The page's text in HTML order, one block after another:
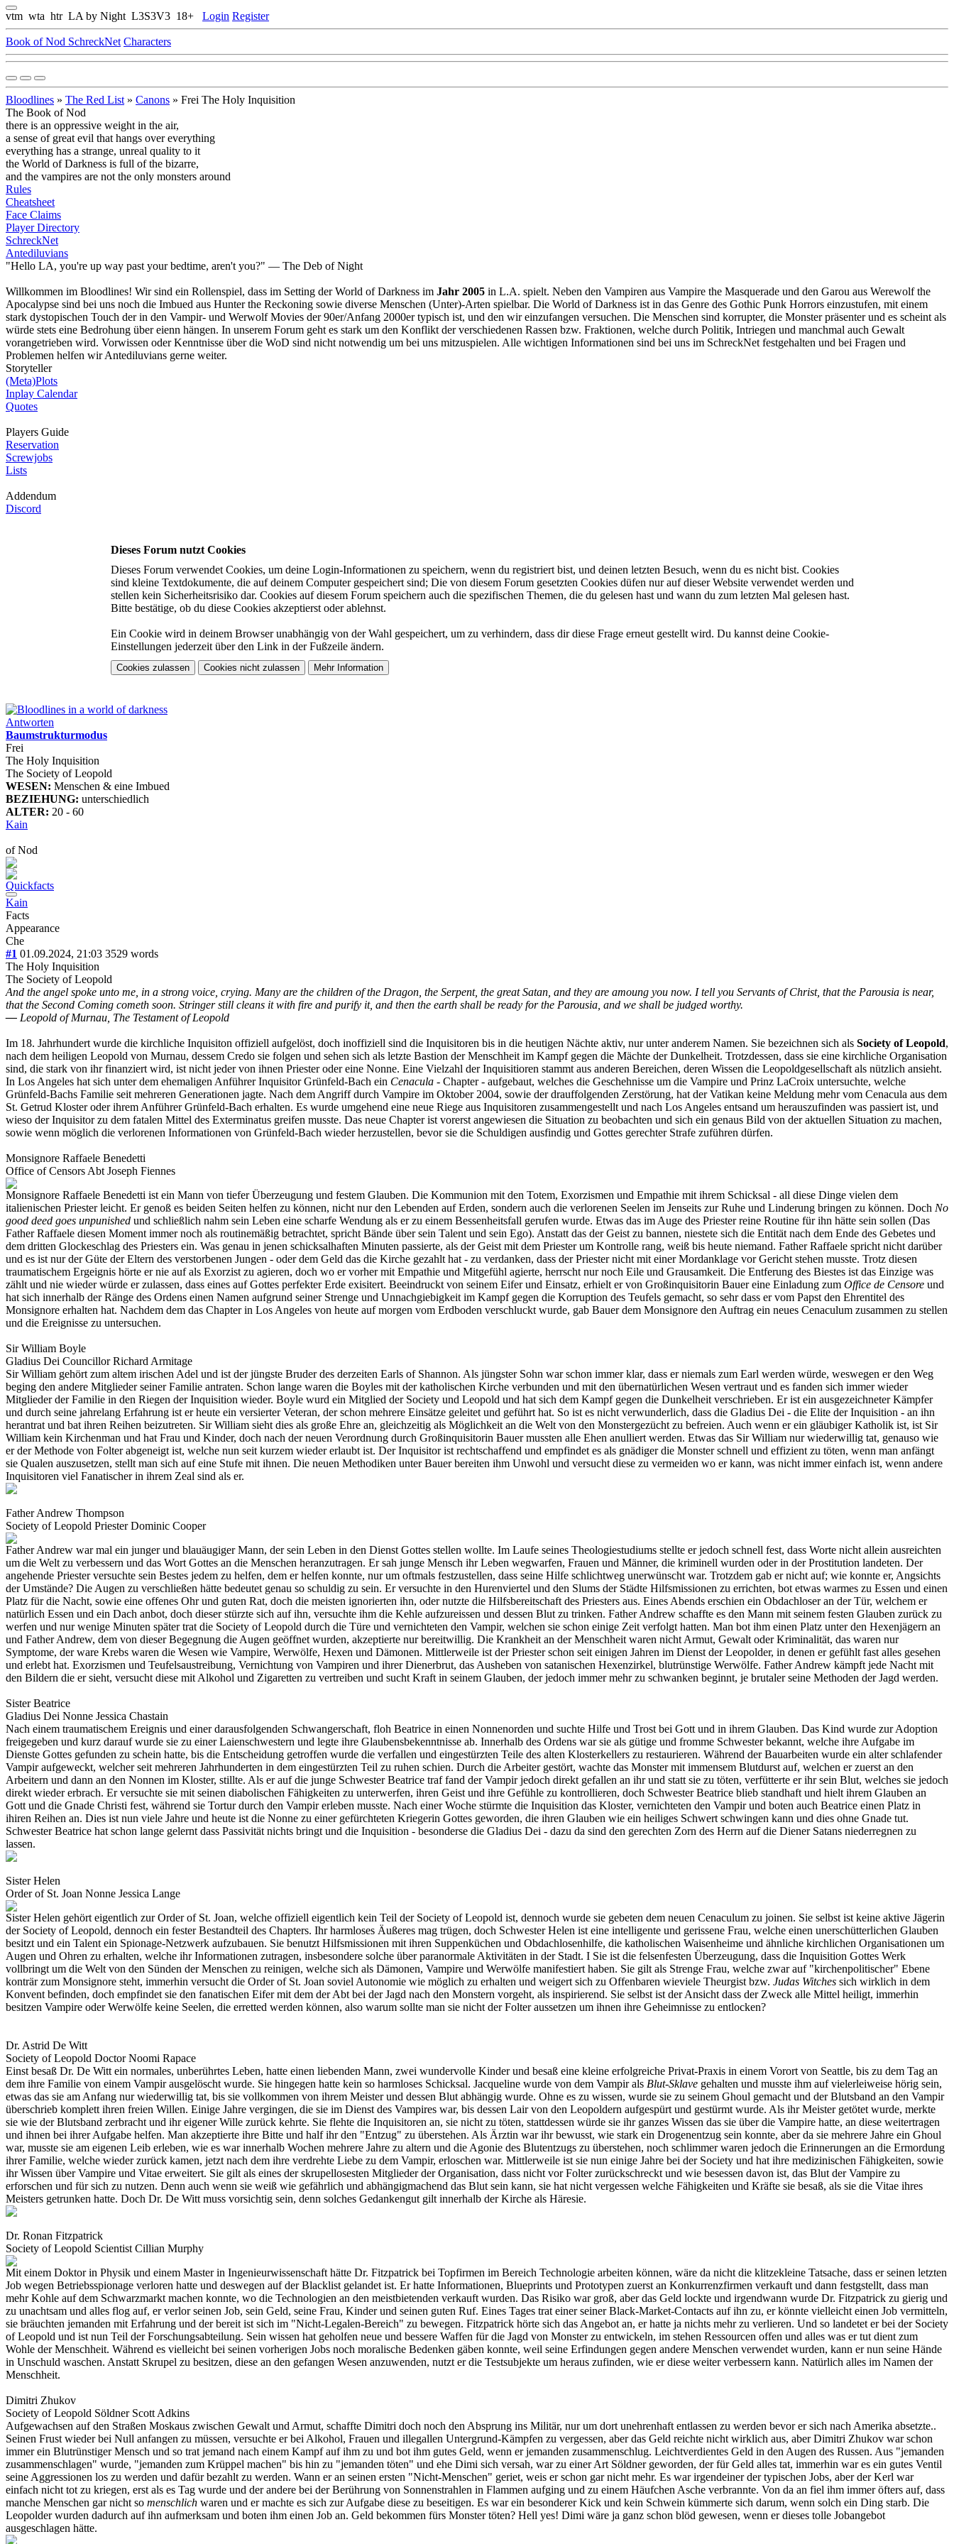
vtm wta htr LA by Night L3S3V3 18+ Login Register
Book of Nod SchreckNet Characters
Bloodlines » The Red List » Canons » Frei The Holy Inquisition
The Book of Nod
there is an oppressive weight in the air,
a sense of great evil that hangs over everything
everything has a strange, unreal quality to it
the World of Darkness is full of the bizarre,
and the vampires are not the only monsters around
Rules
Cheatsheet
Face Claims
Player Directory
SchreckNet
Antediluvians
"Hello LA, you're up way past your bedtime, aren't you?" — The Deb of Night
Willkommen im Bloodlines! Wir sind ein Rollenspiel, dass im Setting derWorld of Darkness im Jahr 2005 in L.A. spielt. Neben den Vampiren aus Vampire the Masquerade und den Garou aus Werewolf the
Apocalypse sind bei uns noch die Imbued aus Hunter the Reckoning sowie diverse Menschen (Unter)-Arten spielbar. Die World of Darkness ist in das Genre des Gothic Punk Horrors einzustufen, mit einem
stark dystopischen Touch der in den Vampir- und Werwolf Movies der 90er/Anfang 2000er typisch ist, und den wir einzufangen versuchen. Die Menschen sind korrupter, die Monster präsenter und es scheint als
würde stets eine Bedrohung über eienn hängen. In unserem Forum geht es stark um den Konflikt der verschiedenen Rassen bzw. Fraktionen, welche durch Politik, Intriegen und manchmal auch Gewalt
vorangetrieben wird. Vorwissen oder Kenntnisse über die WoD sind nicht notwendig um bei uns mitzuspielen. Alle wichtigen Informationen sind bei uns im SchreckNet festgehalten und bei Fragen und
Problemen helfen wirAntediluvians gerne weiter.
Storyteller
(Meta)Plots
Inplay Calendar
Quotes
Players Guide
Reservation
Screwjobs
Lists
Addendum
Discord
Dieses Forum nutzt Cookies
Dieses Forum verwendet Cookies, um deine Login-Informationen zu speichern, wenn du registriert bist, und deinen letzten Besuch, wenn du es nicht bist. Cookies
sind kleine Textdokumente, die auf deinem Computer gespeichert sind; Die von diesem Forum gesetzten Cookies düfen nur auf dieser Website verwendet werden und
stellen kein Sicherheitsrisiko dar. Cookies auf diesem Forum speichern auch die spezifischen Themen, die du gelesen hast und wann du zum letzten Mal gelesen hast.
Bitte bestätige, ob du diese Cookies akzeptierst oder ablehnst.
Ein Cookie wird in deinem Browser unabhängig von der Wahl gespeichert, um zu verhindern, dass dir diese Frage erneut gestellt wird. Du kannst deine Cookie-
Einstellungen jederzeit über den Link in der Fußzeile ändern.
in a world of darkness
Antworten
Baumstrukturmodus
Frei
The Holy Inquisition
The Society of Leopold
WESEN: Menschen & eine Imbued
BEZIEHUNG: unterschiedlich
ALTER: 20 - 60
Kain
of Nod
Quickfacts
Kain
Facts
Appearance
Che
#1 01.09.2024, 21:03 3529 words
The Holy Inquisition
The Society of Leopold
And the angel spoke unto me, in a strong voice, crying. Many are the children of the Dragon, the Serpent, the great Satan, and they are amoung you now. I tell you Servants of Christ, that the Parousia is near,
that the Second Coming cometh soon. Stringer still cleans it with fire and purify it, and then the earth shall be ready for the Parousia, and we shall be judged worthy.
― Leopold of Murnau, The Testament of Leopold
Im 18. Jahrhundert wurde die kirchliche Inquisiton offiziell aufgelöst, doch inoffiziell sind die Inquisitoren bis in die heutigen Nächte aktiv, nur unter anderem Namen. Sie bezeichnen sich als Society of Leopold,
nach dem heiligen Leopold von Murnau, dessem Credo sie folgen und sehen sich als letzte Bastion der Menschheit im Kampf gegen die Mächte der Dunkelheit. Trotzdessen, dass sie eine kirchliche Organisation
sind, die stark von ihr finanziert wird, ist nicht jeder von ihnen Priester oder eine Nonne. Eine Vielzahl der Inquisitioren stammt aus anderen Bereichen, deren Wissen die Leopoldgesellschaft als nützlich ansieht.
In Los Angeles hat sich unter dem ehemaligen Anführer Inquisitor Grünfeld-Bach ein Cenacula - Chapter - aufgebaut, welches die Geschehnisse um die Vampire und Prinz LaCroix untersuchte, welche
Grünfeld-Bachs Familie seit mehreren Generationen jagte. Nach dem Angriff durch Vampire im Oktober 2004, sowie der drauffolgenden Zerstörung, hat der Vatikan keine Meldung mehr vom Cenacula aus dem
St. Getrud Kloster oder ihrem Anführer Grünfeld-Bach erhalten. Es wurde umgehend eine neue Riege aus Inquisitoren zusammengestellt und nach Los Angeles entsand um herauszufinden was passiert ist, und
wieso der Inquisitor zu dem fatalen Mittel des Exterminatus greifen musste. Das neue Chapter ist vorerst angewiesen die Situation zu beobachten und sich ein genaus Bild von der aktuellen Situation zu machen,
sowie wenn möglich die verlorenen Informationen von Grünfeld-Bach wieder herzustellen, bevor sie die Schuldigen ausfindig und Gottes gerechter Strafe zuführen dürfen.
Monsignore Raffaele Benedetti
Office of Censors Abt Joseph Fiennes
Monsignore Raffaele Benedetti ist ein Mann von tiefer Überzeugung und festem Glauben. Die Kommunion mit den Totem, Exorzismen und Empathie mit ihrem Schicksal - all diese Dinge vielen dem
italienischen Priester leicht. Er genoß es beiden Seiten helfen zu können, nicht nur den Lebenden auf Erden, sondern auch die verlorenen Seelen im Jenseits zur Ruhe und Linderung bringen zu können. Doch No
good deed goes unpunished und schließlich nahm sein Leben eine scharfe Wendung als er zu einem Bessenheitsfall gerufen wurde. Etwas das im Auge des Priester reine Routine für ihn hätte sein sollen (Das
Father Raffaele diesen Moment immer noch als routinemäßig betrachtet, spricht Bände über sein Talent und sein Ego). Anstatt das der Geist zu bannen, niestete sich die Entität nach dem Ende des Gebetes und
dem dritten Glockeschlag des Priesters ein. Was genau in jenen schicksalhaften Minuten passierte, als der Geist mit dem Priester um Kontrolle rang, weiß bis heute niemand. Father Raffaele spricht nicht darüber
und es ist nur der Güte der Eltern des verstorbenen Jungen - oder dem Geld das die Kirche gezahlt hat - zu verdanken, dass der Priester nicht mit einer Mordanklage vor Gericht stehen musste. Trotz diesen
traumatischem Ergeignis hörte er nie auf als Exorzist zu agieren, doch wo er vorher mit Empathie und Mitgefühl agierte, herrscht nur noch Eile und Grausamkeit. Die Entferung des Biestes ist das Einzige was
zählt und nie wieder würde er zulassen, dass eines auf Gottes perfekter Erde exisitert. Beeindruckt von seinem Eifer und Einsatz, erhielt er von Großinquisitorin Bauer eine Einladung zum Office de Censore und
hat sich innerhalb der Ränge des Ordens einen Namen aufgrund seiner Strenge und Unnachgiebigkeit im Kampf gegen die Korruption des Teufels gemacht, so sehr dass er vom Papst den Ehrentitel des
Monsignore erhalten hat. Nachdem dem das Chapter in Los Angeles von heute auf morgen vom Erdboden verschluckt wurde, gab Bauer dem Monsignore den Auftrag ein neues Cenaculum zusammen zu stellen
und die Ereignisse zu untersuchen.
Sir William Boyle
Gladius Dei Councillor Richard Armitage
Sir William gehört zum altem irischen Adel und ist der jüngste Bruder des derzeiten Earls of Shannon. Als jüngster Sohn war schon immer klar, dass er niemals zum Earl werden würde, weswegen er den Weg
beging den andere Mitglieder seiner Familie antraten. Schon lange waren die Boyles mit der katholischen Kirche verbunden und mit den übernatürlichen Wesen vertraut und es fanden sich immer wieder
Mitglieder der Familie in den Riegen der Inquisition wieder. Boyle wurd ein Mitglied der Society und Leopold und hat sich dem Kampf gegen die Dunkelheit verschrieben. Er ist ein ausgezeichneter Kämpfer
und durch seine jahrelang Erfahrung ist er heute ein versierter Veteran, der schon mehrere Einsätze geleitet und geführt hat. So ist es nicht verwunderlich, dass die Gladius Dei - die Elite der Inquisition - an ihn
herantrat und bat ihren Reihen beizutreten. Sir William sieht dies als große Ehre an, gleichzeitig als Möglichkeit an die Welt von den Monstergezücht zu befreien. Auch wenn er ein gläubiger Katholik ist, ist Sir
William kein Kirchenman und hat Frau und Kinder, doch nach der neuen Verordnung durch Großinquisitorin Bauer mussten alle Ehen anulliert werden. Etwas das Sir William nur wiederwillig tat, genauso wie
er der Methode von Folter abgeneigt ist, welche nun seit kurzem wieder erlaubt ist. Der Inquisitor ist rechtschaffend und empfindet es als gnädiger die Monster schnell und effizient zu töten, wenn man anfängt
sie Qualen auszusetzen, stellt man sich auf eine Stufe mit ihnen. Die neuen Methodiken unter Bauer bereiten ihm Unwohl und versucht diese zu vermeiden wo er kann, was nicht immer einfach ist, wenn andere
Inquisitoren viel Fanatischer in ihrem Zeal sind als er.
Father Andrew Thompson
Society of Leopold Priester Dominic Cooper
Father Andrew war mal ein junger und blauäugiger Mann, der sein Leben in den Dienst Gottes stellen wollte. Im Laufe seines Theologiestudiums stellte er jedoch schnell fest, dass Worte nicht allein ausreichten
um die Welt zu verbessern und das Wort Gottes an die Menschen heranzutragen. Er sah junge Mensch ihr Leben wegwarfen, Frauen und Männer, die kriminell wurden oder in der Prostitution landeten. Der
angehende Priester versuchte sein Bestes jedem zu helfen, dem er helfen konnte, nur um oftmals festzustellen, dass seine Hilfe schlichtweg unerwünscht war. Trotzdem gab er nicht auf; wie konnte er, Angsichts
der Umstände? Die Augen zu verschließen hätte bedeutet genau so schuldig zu sein. Er versuchte in den Hurenviertel und den Slums der Städte Hilfsmissionen zu errichten, bot etwas warmes zu Essen und einen
Platz für die Nacht, sowie eine offenes Ohr und guten Rat, doch die meisten ignorierten ihn, oder nutzte die Hilfsbereitschaft des Priesters aus. Eines Abends erschien ein Obdachloser an der Tür, welchem er
natürlich Essen und ein Dach anbot, doch dieser stürzte sich auf ihn, versuchte ihm die Kehle aufzureissen und dessen Blut zu trinken. Father Andrew schaffte es den Mann mit seinem festen Glauben zurück zu
werfen und nur wenige Minuten später trat die Society of Leopold durch die Türe und vernichteten den Vampir, welchen sie schon einige Zeit verfolgt hatten. Man bot ihm einen Platz unter den Hexenjägern an
und Father Andrew, dem von dieser Begegnung die Augen geöffnet wurden, akzeptierte nur bereitwillig. Die Krankheit an der Menschheit waren nicht Armut, Gewalt oder Kriminalität, das waren nur
Symptome, der ware Krebs waren die Wesen wie Vampire, Werwölfe, Hexen und Dämonen. Mittlerweile ist der Priester schon seit einigen Jahren im Dienst der Leopolder, in denen er gefühlt fast alles gesehen
und erlebt hat. Exorzismen und Teufelsaustreibung, Vernichtung von Vampiren und ihrer Dienerbrut, das Ausheben von satanischen Hexenzirkel, blutrünstige Werwölfe. Father Andrew kämpft jede Nacht mit
den Bildern die er sieht, versucht diese mit Alkohol und Zigaretten zu vertreiben und sucht Kraft in seinem Glauben, der jedoch immer mehr zu schwanken beginnt, je brutaler seine Methoden der Jagd werden.
Sister Beatrice
Gladius Dei Nonne Jessica Chastain
Nach einem traumatischem Ereignis und einer darausfolgenden Schwangerschaft, floh Beatrice in einen Nonnenorden und suchte Hilfe und Trost bei Gott und in ihrem Glauben. Das Kind wurde zur Adoption
freigegeben und kurz darauf wurde sie zu einer Laienschwestern und legte ihre Glaubensbekenntnisse ab. Innerhalb des Ordens war sie als gütige und fromme Schwester bekannt, welche ihre Aufgabe im
Dienste Gottes gefunden zu schein hatte, bis die Entscheidung getroffen wurde die verfallen und eingestürzten Teile des alten Klosterkellers zu restaurieren. Während der Bauarbeiten wurde ein alter schlafender
Vampir aufgeweckt, welcher seit mehreren Jahrhunderten in dem eingestürzten Teil zu ruhen schien. Durch die Arbeiter gestört, wachte das Monster mit immensem Blutdurst auf, welchen er zuerst an den
Arbeitern und dann an den Nonnen im Kloster, stillte. Als er auf die junge Schwester Beatrice traf fand der Vampir jedoch direkt gefallen an ihr und statt sie zu töten, verfütterte er ihr sein Blut, welches sie jedoch
direkt wieder erbrach. Er versuchte sie mit seinen diabolischen Fähigkeiten zu unterwerfen, ihren Geist und ihre Gefühle zu kontrollieren, doch Schwester Beatrice blieb standhaft und hielt ihrem Glauben an
Gott und die Gnade Christi fest, während sie Tortur durch den Vampir erleben musste. Nach einer Woche stürmte die Inquisition das Kloster, vernichteten den Vampir und boten auch Beatrice einen Platz in
ihiren Reihen an. Dies ist nun viele Jahre und heute ist die Nonne zu einer gefürchteten Kriegerin Gottes geworden, die ihren Glauben wie ein heiliges Schwert schwingen kann und dies ohne Gnade tut.
Schwester Beatrice hat schon lange gelernt dass Passivität nichts bringt und die Inquisition - besonderse die Gladius Dei - dazu da sind den gerechten Zorn des Herrn auf die Diener Satans niederregnen zu
lassen.
Sister Helen
Order of St. Joan Nonne Jessica Lange
Sister Helen gehört eigentlich zur Order of St. Joan, welche offiziell eigentlich kein Teil der Society of Leopold ist, dennoch wurde sie gebeten dem neuen Cenaculum zu joinen. Sie selbst ist keine aktive Jägerin
der Society of Leopold, dennoch ein fester Bestandteil des Chapters. Ihr harmloses Äußeres mag trügen, doch Schwester Helen ist eine intelligente und gerissene Frau, welche einen unerschütterlichen Glauben
besitzt und ein Talent ein Spionage-Netzwerk aufzubauen. Sie benutzt Hilfsmissionen mit ihren Suppenküchen und Obdachlosenhilfe, die katholischen Waisenheime und ähnliche kirchlichen Organisationen um
Augen und Ohren zu erhalten, welche ihr Informationen zutragen, insbesondere solche über paranormale Aktivitäten in der Stadt. I Sie ist die felsenfesten Überzeugung, dass die Inquisition Gottes Werk
vollbringt um die Welt von den Sünden der Menschen zu reinigen, welche sich als Dämonen, Vampire und Werwölfe manifestiert haben. Sie gilt als Strenge Frau, welche zwar auf "kirchenpolitischer" Ebene
konträr zum Monsignore steht, immerhin versucht die Order of St. Joan soviel Autonomie wie möglich zu erhalten und weigert sich zu Offenbaren wieviele Theurgist bzw. Judas Witches sich wirklich in dem
Konvent befinden, doch empfindet sie den fanatischen Eifer mit dem der Abt bei der Jagd nach den Monstern vorgeht, als inspirierend. Sie selbst ist der Ansicht dass der Zweck alle Mittel heiligt, immerhin
besitzen Vampire oder Werwölfe keine Seelen, die erretted werden können, also warum sollte man sie nicht der Folter aussetzen um ihnen ihre Geheimnisse zu entlocken?
Dr. Astrid De Witt
Society of Leopold Doctor Noomi Rapace
Einst besaß Dr. De Witt ein normales, unberührtes Leben, hatte einen liebenden Mann, zwei wundervolle Kinder und besaß eine kleine erfolgreiche Privat-Praxis in einem Vorort von Seattle, bis zu dem Tag an
dem ihre Familie von einem Vampir ausgelöscht wurde. Sie hingegen hatte kein so harmloses Schicksal. Jacqueline wurde von dem Vampir als Blut-Sklave gehalten und musste ihm auf vielerleiweise hörig sein,
etwas das sie am Anfang nur wiederwillig tat, bis sie vollkommen von ihrem Meister und dessen Blut abhängig wurde. Ohne es zu wissen, wurde sie zu seinem Ghoul gemacht und der Blutsband an den Vampir
überschrieb komplett ihren freien Willen. Einige Jahre vergingen, die sie im Dienst des Vampires war, bis dessen Lair von den Leopoldern aufgespürt und gestürmt wurde. Als ihr Meister getötet wurde, merkte
sie wie der Blutsband zerbracht und ihr eigener Wille zurück kehrte. Sie flehte die Inquisitoren an, sie nicht zu töten, stattdessen würde sie ihr ganzes Wissen das sie über die Vampire hatte, an diese weitertragen
und ihnen bei ihrer Aufgabe helfen. Man akzeptierte ihre Bitte und half ihr den "Entzug" zu überstehen. Als Ärztin war ihr bewusst, wie stark ein Drogenentzug sein konnte, aber da sie mehrere Jahre ein Ghoul
war, musste sie am eigenen Leib erleben, wie es war innerhalb Wochen mehrere Jahre zu altern und die Agonie des Blutentzugs zu überstehen, noch schlimmer waren jedoch die Erinnerungen an die Ermordung
ihrer Familie, welche wieder zurück kamen, jetzt nach dem ihre verdrehte Liebe zu dem Vampir, erloschen war. Mittlerweile ist sie nun einige Jahre bei der Society und hat ihre medizinischen Fähigkeiten, sowie
ihr Wissen über Vampire und Vitae erweitert. Sie gilt als eines der skrupellosesten Mitglieder der Organisation, dass nicht vor Folter zurückschreckt und wie besessen davon ist, das Blut der Vampire zu
erforschen und für sich zu nutzen. Denn auch wenn sie weiß wie gefährlich und abhängigmachend das Blut sein kann, sie hat nicht vergessen welche Fähigkeiten und Kräfte sie besaß, als sie die Vitae ihres
Meisters getrunken hatte. Doch Dr. De Witt muss vorsichtig sein, denn solches Gedankengut gilt innerhalb der Kirche als Häresie.
Dr. Ronan Fitzpatrick
Society of Leopold Scientist Cillian Murphy
Mit einem Doktor in Physik und einem Master in Ingenieurwissenschaft hätte Dr. Fitzpatrick bei Topfirmen im Bereich Technologie arbeiten können, wäre da nicht die klitzekleine Tatsache, dass er seinen letzten
Job wegen Betriebsspionage verloren hatte und deswegen auf der Blacklist gelandet ist. Er hatte Informationen, Blueprints und Prototypen zuerst an Konkurrenzfirmen verkauft und dann festgstellt, dass man
mehr Kohle auf dem Schwarzmarkt machen konnte, wo die Technologien an den meistbietenden verkauft wurden. Das Risiko war groß, aber das Geld lockte und irgendwann wurde Dr. Fitzpatrick zu gierig und
zu unachtsam und alles flog auf, er verlor seinen Job, sein Geld, seine Frau, Kinder und seinen guten Ruf. Eines Tages trat einer seiner Black-Market-Contacts auf ihn zu, er könnte vielleicht einen Job vermitteln,
sie bräuchten jemanden mit Erfahrung und der bereit ist sich im "Nicht-Legalen-Bereich" zu bewegen. Fitzpatrick hörte sich das Angebot an, er hatte ja nichts mehr zu verlieren. Und so landetet er bei der Society
of Leopold und ist nun Teil der Forschungsabteilung. Sein wissen hat geholfen neue und bessere Waffen für die Jagd von Monster zu entwickeln, im stehen Ressourcen offen und alles was er tut dient zum
Wohle der Menschheit. Während es vielleicht bei seinen vorherigen Jobs noch moralische Bedenken gäben konnte, weil seine Erfindungen gegen andere Menschen verwendet wurden, kann er nun seine Hände
in Unschuld waschen. Anstatt Skrupel zu besitzen, diese an den gefangen Wesen anzuwenden, nutzt er die Testsubjekte um heraus zufinden, wie er diese weiter verbessern kann. Natürlich alles im Namen der
Menschheit.
Dimitri Zhukov
Society of Leopold Söldner Scott Adkins
Aufgewachsen auf den Straßen Moskaus zwischen Gewalt und Armut, schaffte Dimitri doch noch den Absprung ins Militär, nur um dort unehrenhaft entlassen zu werden bevor er sich nach Amerika absetzte..
Seinen Frust wieder bei Null anfangen zu müssen, versuchte er bei Alkohol, Frauen und illegallen Untergrund-Kämpfen zu vergessen, aber das Geld reichte nicht wirklich aus, aber Dimitri Zhukov war schon
immer ein Blutrünstiger Mensch und so trat jemand nach einem Kampf auf ihm zu und bot ihm gutes Geld, wenn er jemanden zusammenschlug. Leichtverdientes Geld in den Augen des Russen. Aus "jemanden
zusammenschlagen" wurde, "jemanden zum Krüppel machen" bis hin zu "jemanden töten" und ehe Dimi sich versah, war zu einer Art Söldner geworden, der für Geld alles tat, immerhin war es ein gutes Ventil
seine Aggressionen los zu werden und dafür bezahlt zu werden. Wann er an seinen ersten "Nicht-Menschen" geriet, weis er schon gar nicht mehr. Es war irgendeiner der typischen Jobs, aber der Kerl war
einfach nicht tot zu kriegen, erst als es Tag wurde und der andere bei der Berührung von Sonnenstrahlen in Flammen aufging und zu einem Häufchen Asche verbrannte. Von da an fiel ihm immer öfters auf, dass
manche Menschen gar nicht so menschlich waren und er machte es sich zur Aufgabe diese zu beseitigen. Es war ein besonderer Kick und kein Schwein kümmerte sich darum, wenn solch ein Ding starb. Die
Leopolder wurden dadurch auf ihn aufmerksam und boten ihm einen Job an. Geld bekommen fürs Monster töten? Hell yes! Dimi wäre ja ganz schon blöd gewesen, wenn er dieses tolle Jobangebot
ausgeschlagen hätte.